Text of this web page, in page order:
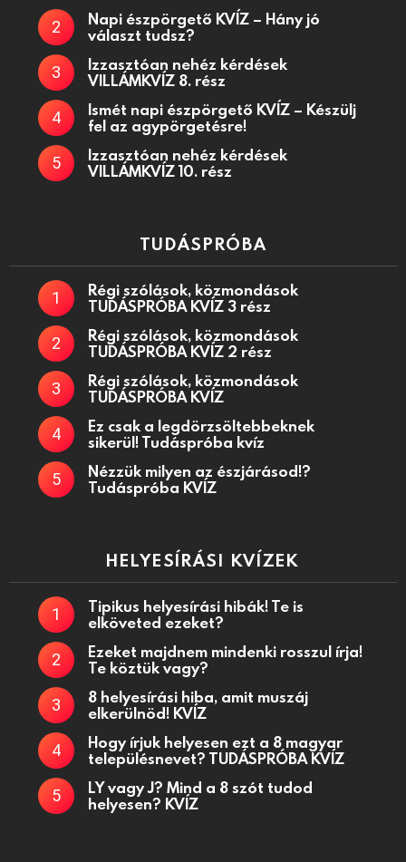
Napi észpörgető KVÍZ – Hány jó
választ tudsz?
Izzasztóan nehéz kérdések
VILLÁMKVÍZ 8. rész
Ismét napi észpörgető KVÍZ – Készülj
fel az agypörgetésre!
Izzasztóan nehéz kérdések
VILLÁMKVÍZ 10. rész
TUDÁSPRÓBA
Régi szólások, közmondások
TUDÁSPRÓBA KVÍZ 3 rész
Régi szólások, közmondások
TUDÁSPRÓBA KVÍZ 2 rész
Régi szólások, közmondások
TUDÁSPRÓBA KVÍZ
Ez csak a legdörzsöltebbeknek
sikerül! Tudáspróba kvíz
Nézzük milyen az észjárásod!?
Tudáspróba KVÍZ
HELYESÍRÁSI KVÍZEK
Tipikus helyesírási hibák! Te is
elköveted ezeket?
Ezeket majdnem mindenki rosszul írja!
Te köztük vagy?
8 helyesírási hiba, amit muszáj
elkerülnöd! KVÍZ
Hogy írjuk helyesen ezt a 8 magyar
településnevet? TUDÁSPRÓBA KVÍZ
LY vagy J? Mind a 8 szót tudod
helyesen? KVÍZ